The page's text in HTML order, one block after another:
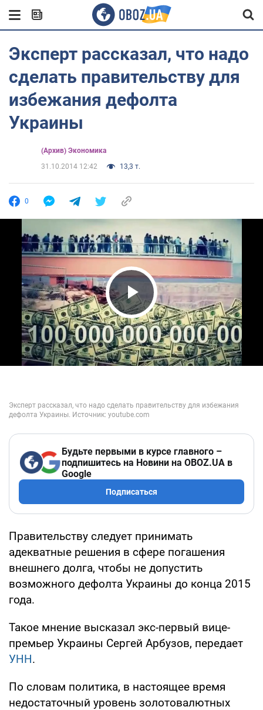
Эксперт рассказал, что надо
сделать правительству для
избежания дефолта
Украины
(Архив) Экономика
31.10.2014 12:42
13,3 т.
0
Play Video
Будьте первыми в курсе главного –
подпишитесь на Новини на OBOZ.UA в
Google
Подписаться
Правительству следует принимать
адекватные решения в сфере погашения
внешнего долга, чтобы не допустить
возможного дефолта Украины до конца 2015
года.
Такое мнение высказал экс-первый вице-
премьер Украины Сергей Арбузов, передает
УНН.
По словам политика, в настоящее время
недостаточный уровень золотовалютных